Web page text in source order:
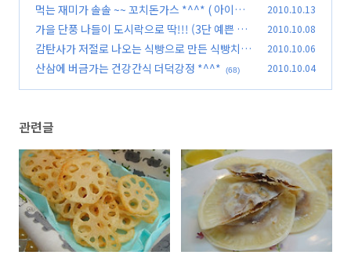
먹는 재미가 솔솔 ~~ 꼬치돈가스 *^^* ( 아이들
간식 만들기 ) (109)
2010.10.13
가을 단풍 나들이 도시락으로 딱!!! (3단 예쁜 도
시락 만들기)
(102)
2010.10.08
감탄사가 저절로 나오는 식빵으로 만든 식빵치즈
스틱 *^^* (133)
2010.10.06
산삼에 버금가는 건강간식 더덕강정 *^^* (68) 2010.10.04
관련글